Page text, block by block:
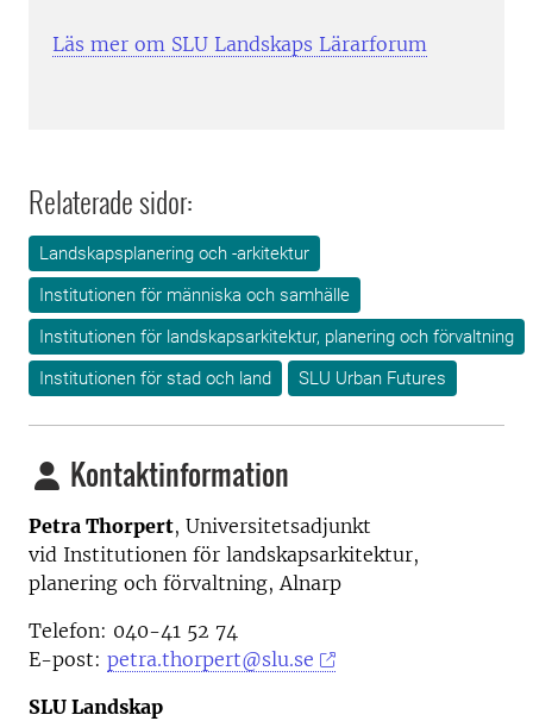
Läs mer om SLU Landskaps Lärarforum
Relaterade sidor:
Landskapsplanering och -arkitektur
Institutionen för människa och samhälle
Institutionen för landskapsarkitektur, planering och förvaltning
Institutionen för stad och land
SLU Urban Futures
Kontaktinformation
Petra Thorpert, Universitetsadjunkt
vid Institutionen för landskapsarkitektur,
planering och förvaltning, Alnarp
Telefon: 040-41 52 74
E-post: petra.thorpert@slu.se
SLU Landskap